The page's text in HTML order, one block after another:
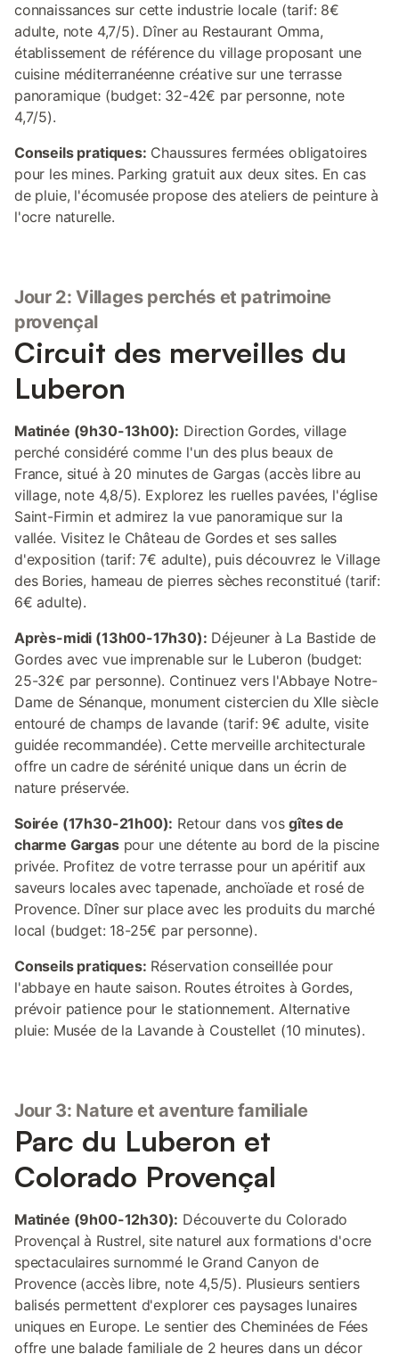
connaissances sur cette industrie locale (tarif: 8€
adulte, note 4,7/5). Dîner au Restaurant Omma,
établissement de référence du village proposant une
cuisine méditerranéenne créative sur une terrasse
panoramique (budget: 32-42€ par personne, note
4,7/5).
Conseils pratiques: Chaussures fermées obligatoires
pour les mines. Parking gratuit aux deux sites. En cas
de pluie, l'écomusée propose des ateliers de peinture à
l'ocre naturelle.
Jour 2: Villages perchés et patrimoine
provençal
Circuit des merveilles du
Luberon
Matinée (9h30-13h00): Direction Gordes, village
perché considéré comme l'un des plus beaux de
France, situé à 20 minutes de Gargas (accès libre au
village, note 4,8/5). Explorez les ruelles pavées, l'église
Saint-Firmin et admirez la vue panoramique sur la
vallée. Visitez le Château de Gordes et ses salles
d'exposition (tarif: 7€ adulte), puis découvrez le Village
des Bories, hameau de pierres sèches reconstitué (tarif:
6€ adulte).
Après-midi (13h00-17h30): Déjeuner à La Bastide de
Gordes avec vue imprenable sur le Luberon (budget:
25-32€ par personne). Continuez vers l'Abbaye Notre-
Dame de Sénanque, monument cistercien du XIIe siècle
entouré de champs de lavande (tarif: 9€ adulte, visite
guidée recommandée). Cette merveille architecturale
offre un cadre de sérénité unique dans un écrin de
nature préservée.
Soirée (17h30-21h00): Retour dans vosgîtes de
charme Gargaspour une détente au bord de la piscine
privée. Profitez de votre terrasse pour un apéritif aux
saveurs locales avec tapenade, anchoïade et rosé de
Provence. Dîner sur place avec les produits du marché
local (budget: 18-25€ par personne).
Conseils pratiques: Réservation conseillée pour
l'abbaye en haute saison. Routes étroites à Gordes,
prévoir patience pour le stationnement. Alternative
pluie: Musée de la Lavande à Coustellet (10 minutes).
Jour 3: Nature et aventure familiale
Parc du Luberon et
Colorado Provençal
Matinée (9h00-12h30): Découverte du Colorado
Provençal à Rustrel, site naturel aux formations d'ocre
spectaculaires surnommé le Grand Canyon de
Provence (accès libre, note 4,5/5). Plusieurs sentiers
balisés permettent d'explorer ces paysages lunaires
uniques en Europe. Le sentier des Cheminées de Fées
offre une balade familiale de 2 heures dans un décor